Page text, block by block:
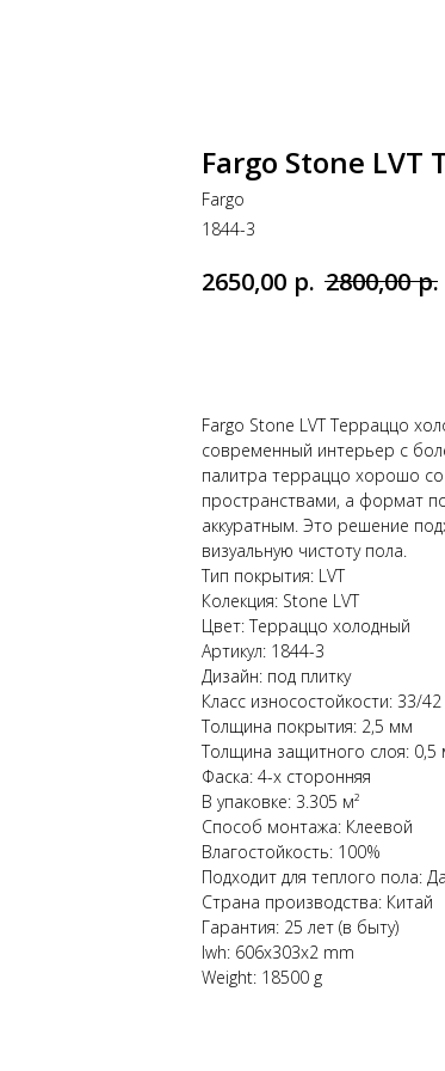
Fargo Stone
Fargo
1844-3
2650,00 р. 2800,00 р.
Fargo Stone LVT Терраццо
современный интерьер с
палитра терраццо хорошо
пространствами, а формат
аккуратным. Это решение
визуальную чистоту пола.
Тип покрытия: LVT
Колекция: Stone LVT
Цвет: Терраццо холодный
Артикул: 1844-3
Дизайн: под плитку
Класс износостойкости: 33/42
Толщина покрытия: 2,5 мм
Толщина защитного слоя: 0,5
Фаска: 4-х сторонняя
В упаковке: 3.305 м²
Способ монтажа: Клеевой
Влагостойкость: 100%
Подходит для теплого пола:
Страна производства: Китай
Гарантия: 25 лет (в быту)
lwh: 606x303x2 mm
Weight: 18500 g